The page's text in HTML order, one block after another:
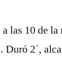
las 10 de la
2´,